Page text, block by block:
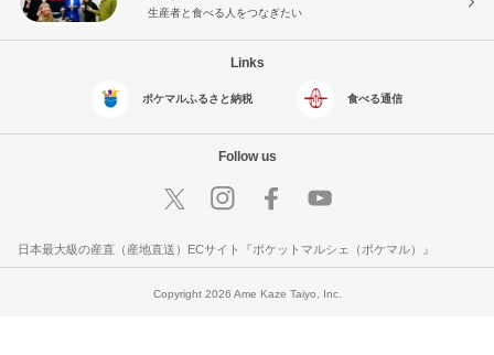
生産者と食べる人をつなぎたい
Links
ポケマルふるさと納税 食べる通信
Follow us
日本最大級の産直（産地直送）ECサイト『ポケットマルシェ（ポケマル）』
Copyright 2026 Ame Kaze Taiyo, Inc.